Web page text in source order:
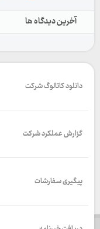
آخرین دیدگاه ها
دانلود کاتالوگ شرکت
گزارش عملکرد شرکت
پیگیری سفارشات